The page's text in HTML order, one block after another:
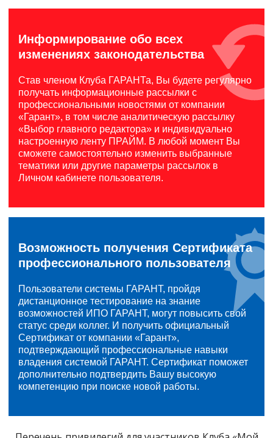
Информирование обо всех
изменениях законодательства
Став членом Клуба ГАРАНТа, Вы будете регулярно
получать информационные рассылки с
профессиональными новостями от компании
«Гарант», в том числе аналитическую рассылку
«Выбор главного редактора» и индивидуально
настроенную ленту ПРАЙМ. В любой момент Вы
сможете самостоятельно изменить выбранные
тематики или другие параметры рассылок в
Личном кабинете пользователя.
Возможность получения Сертификата
профессионального пользователя
Пользователи системы ГАРАНТ, пройдя
дистанционное тестирование на знание
возможностей ИПО ГАРАНТ, могут повысить свой
статус среди коллег. И получить официальный
Сертификат от компании «Гарант»,
подтверждающий профессиональные навыки
владения системой ГАРАНТ. Сертификат поможет
дополнительно подтвердить Вашу высокую
компетенцию при поиске новой работы.